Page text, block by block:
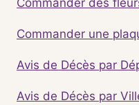
Commander des
Commander une
Avis de Décès par
Avis de Décès par